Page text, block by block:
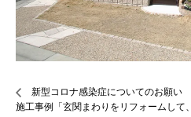
新型コロナ感染症についてのお願い
施工事例「玄関まわりをリフォームして